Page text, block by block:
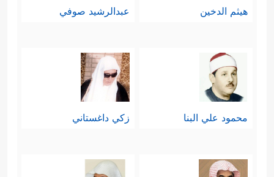
هيثم الدخين عبدالرشيد صوفي
محمود علي البنا زكي داغستاني